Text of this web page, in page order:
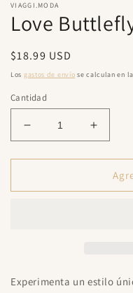
una
ventana
modal
VIAGGI.MODA
Love
Precio
habitual
$18.99 USD
Los gastos de envío se calculan en
Cantidad
Reducir
cantidad
para
Buttlefly
cantidad
para
Love
Experimenta un estilo